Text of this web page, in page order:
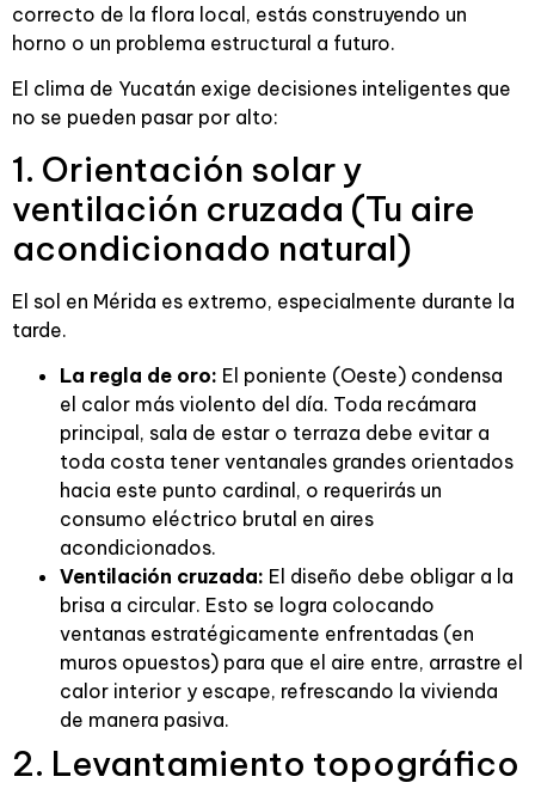
correcto de la flora local, estás construyendo un
horno o un problema estructural a futuro.
El clima de Yucatán exige decisiones inteligentes que
no se pueden pasar por alto:
1. Orientación solar y
ventilación cruzada (Tu aire
acondicionado natural)
El sol en Mérida es extremo, especialmente durante la
tarde.
La regla de oro: El poniente (Oeste) condensa
el calor más violento del día. Toda recámara
principal, sala de estar o terraza debe evitar a
toda costa tener ventanales grandes orientados
hacia este punto cardinal, o requerirás un
consumo eléctrico brutal en aires
acondicionados.
Ventilación cruzada: El diseño debe obligar a la
brisa a circular. Esto se logra colocando
ventanas estratégicamente enfrentadas (en
muros opuestos) para que el aire entre, arrastre el
calor interior y escape, refrescando la vivienda
de manera pasiva.
2. Levantamiento topográfico